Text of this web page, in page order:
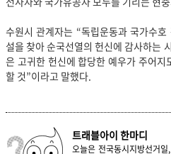
수원시 관계자는 “독립운동과 국가수
설을 찾아 순국선열의 헌신에 감사하는
은 고귀한 헌신에 합당한 예우가 주어
할 것”이라고 말했다.
트래블아이 한마디
오늘은 전국동시지방선거